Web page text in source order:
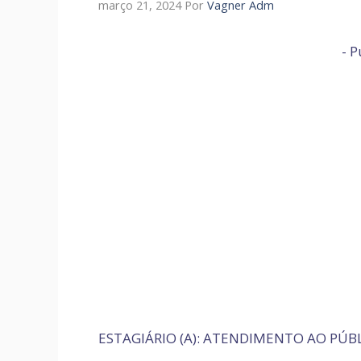
março 21, 2024 Por Vagner Adm
-
ESTAGIÁRIO (A): ATENDIMENTO AO